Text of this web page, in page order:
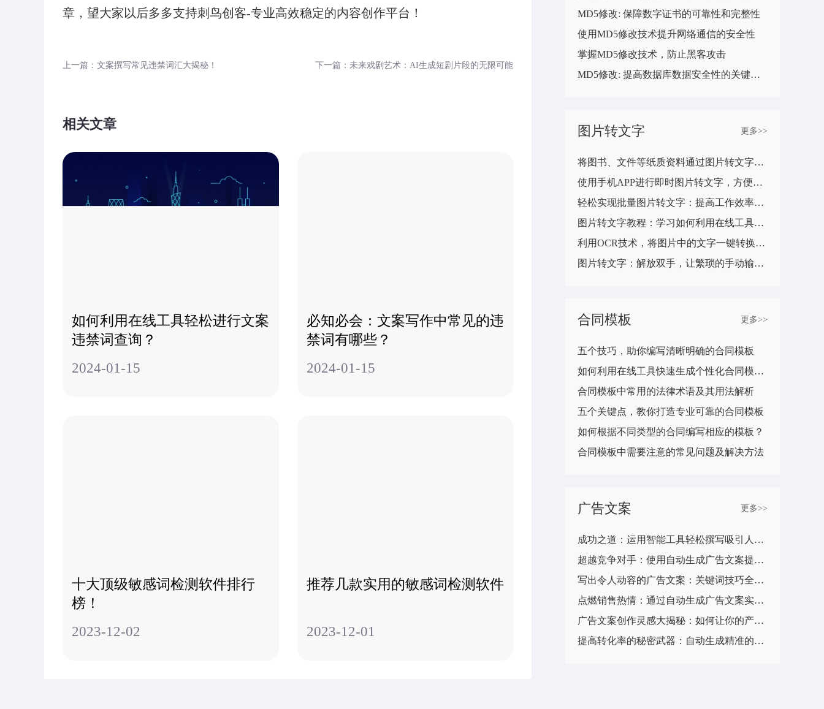
章，望大家以后多多支持刺鸟创客-专业高效稳定的内容创作平台！
上一篇：文案撰写常见违禁词汇大揭秘！ 下一篇：未来戏剧艺术：AI生成短剧片段的无限可能
相关文章
如何利用在线工具轻松进行文案
违禁词查询？
2024-01-15
必知必会：文案写作中常见的违
禁词有哪些？
2024-01-15
十大顶级敏感词检测软件排行
榜！
2023-12-02
推荐几款实用的敏感词检测软件
2023-12-01
MD5修改: 保障数字证书的可靠性和完整性
使用MD5修改技术提升网络通信的安全性
掌握MD5修改技术，防止黑客攻击
MD5修改: 提高数据库数据安全性的关键步骤
图片转文字 更多>>
将图书、文件等纸质资料通过图片转文字功能数字化保存
使用手机APP进行即时图片转文字，方便快捷地记录重要信息
轻松实现批量图片转文字：提高工作效率，节省时间成本
图片转文字教程：学习如何利用在线工具或软件实现文本识别功能
利用OCR技术，将图片中的文字一键转换为电子文件
图片转文字：解放双手，让繁琐的手动输入成为过去式
合同模板 更多>>
五个技巧，助你编写清晰明确的合同模板
如何利用在线工具快速生成个性化合同模板？
合同模板中常用的法律术语及其用法解析
五个关键点，教你打造专业可靠的合同模板
如何根据不同类型的合同编写相应的模板？
合同模板中需要注意的常见问题及解决方法
广告文案 更多>>
成功之道：运用智能工具轻松撰写吸引人的广告文案
超越竞争对手：使用自动生成广告文案提升品牌价值
写出令人动容的广告文案：关键词技巧全揭秘
点燃销售热情：通过自动生成广告文案实现业绩飞跃
广告文案创作灵感大揭秘：如何让你的产品脱颖而出？
提高转化率的秘密武器：自动生成精准的广告文案